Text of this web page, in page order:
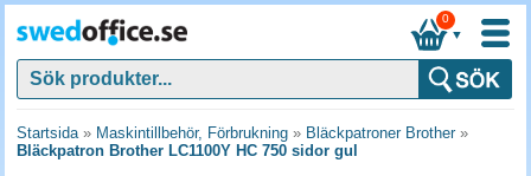
▼
0
Startsida» Maskintillbehör, Förbrukning » Bläckpatroner Brother»
Bläckpatron Brother LC1100Y HC 750 sidor gul